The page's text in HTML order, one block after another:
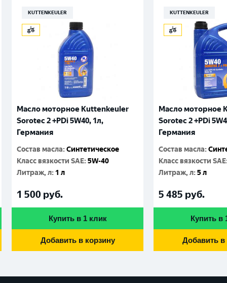
KUTTENKEULER
Масло моторное Kuttenkeuler
Sorotec 2 +PDi 5W40, 1л,
Германия
Состав масла:Синтетическое
Класс вязкости SAE:5W-40
Литраж, л: 1 л
1 500 руб.
Купить в 1 клик
Добавить в корзину
KUTTENKEULER
Масло моторное
Sorotec 2 +PDi
Германия
Состав масла:
Класс вязкости SAE
Литраж, л:5 л
5 485 руб.
Купить в
Добавить в